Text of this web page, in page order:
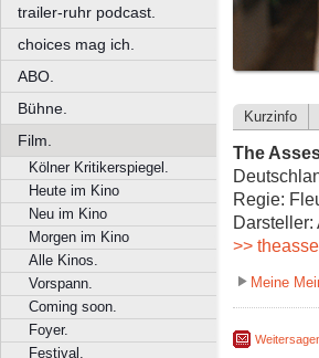
trailer-ruhr podcast.
choices mag ich.
ABO.
Bühne.
Film.
Kölner Kritikerspiegel.
Heute im Kino
Neu im Kino
Morgen im Kino
Alle Kinos.
Vorspann.
Coming soon.
Foyer.
Festival.
Kurzinfo
The
Regie:
>>
Meine